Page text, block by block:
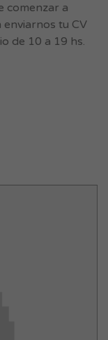
comenzar a
tu CV
de 10 a 19 hs.